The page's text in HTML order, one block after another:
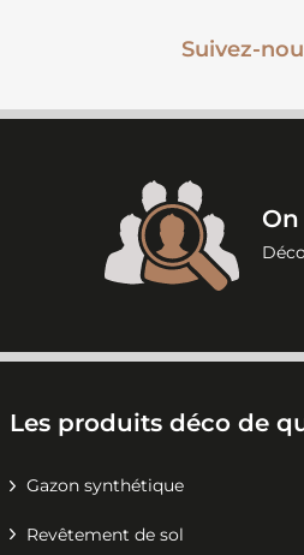
Suivez-
Les produits déco de
Gazon synthétique
Revêtement de sol